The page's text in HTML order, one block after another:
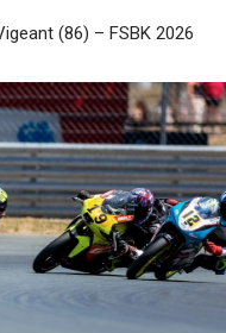
(86) – FSBK 2026